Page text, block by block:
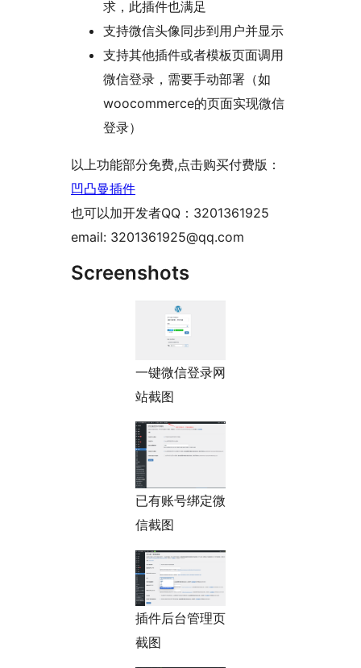
求，此插件也满足
支持微信头像同步到用户并显示
支持其他插件或者模板页面调用
微信登录，需要手动部署（如
woocommerce的页面实现微信
登录）
以上功能部分免费,点击购买付费版：
凹凸曼插件
也可以加开发者QQ：3201361925
email: 3201361925@qq.com
Screenshots
一键微信登录网
站截图
已有账号绑定微
信截图
插件后台管理页
截图